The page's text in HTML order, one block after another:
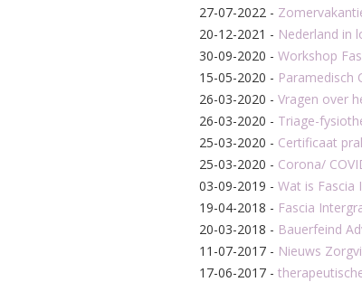
27-07-2022 -
20-12-2021 - Nederland in
30-09-2020 - Workshop
15-05-2020 - Paramedisch
26-03-2020 - Vragen over
26-03-2020 - Triage-
25-03-2020 - Certificaat
25-03-2020 - Corona/
03-09-2019 - Wat is Fascia
19-04-2018 - Fascia
20-03-2018 - Bauerfeind
11-07-2017 - Nieuws
17-06-2017 -